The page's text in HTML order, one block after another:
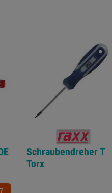
Schraubendreher T
Torx